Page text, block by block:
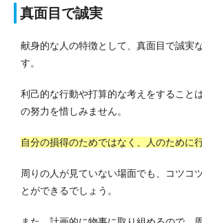
真面目で誠実
献身的な人の特徴として、真面目で誠実
す。
利己的な行動や打算的な考えをすること
の努力を惜しみません。
自分の損得のためではなく、人のために
周りの人が見ていない場面でも、コツコ
とができるでしょう。